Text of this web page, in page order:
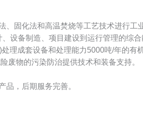
固化法和高温焚烧等工艺技术进行工
设备制造、项目建设到运行管理的综合
理成套设备和处理能力5000吨/年的有
废物的污染防治提供技术和装备支持。
品，后期服务完善。